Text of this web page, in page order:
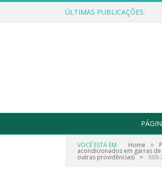
ÚLTIMAS PUBLICAÇÕES:
VOCÊ ESTÁ EM: Home »
acondicionados em garras
outras providências) »